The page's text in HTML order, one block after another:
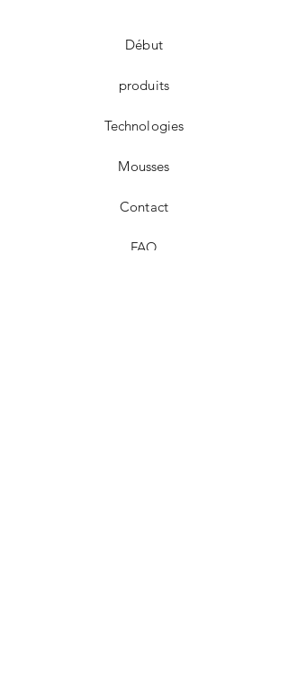
Début
produits
Technologies
Mousses
Contact
FAQ